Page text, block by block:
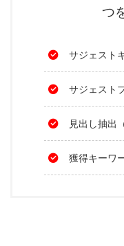
つ
サジェスト
サジェスト
見出し抽出
獲得キーワ